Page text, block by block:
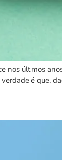
nos últimos
é que,